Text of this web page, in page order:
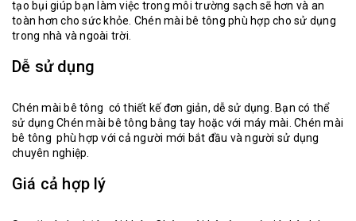
tạo bụi giúp bạn làm việc trong môi trường sạch sẽ hơn và an
toàn hơn cho sức khỏe. Chén mài bê tông phù hợp cho sử dụng
trong nhà và ngoài trời.
Dễ sử dụng
Chén mài bê tông có thiết kế đơn giản, dễ sử dụng. Bạn có thể
sử dụng Chén mài bê tông bằng tay hoặc với máy mài. Chén mài
bê tông phù hợp với cả người mới bắt đầu và người sử dụng
chuyên nghiệp.
Giá cả hợp lý